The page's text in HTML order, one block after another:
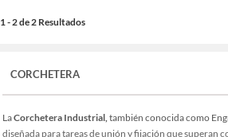
1 - 2 de 2 Resultados
CORCHETERA
LaCorchetera Industrial, también conocida como
diseñada para tareas de unión y fijación que superan